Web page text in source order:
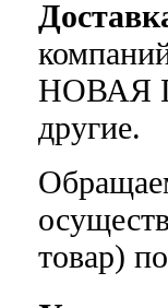
НОВАЯ
другие.
товар)